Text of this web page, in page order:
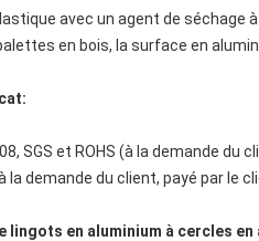
avec un agent de séchage
en bois, la surface en
SGS et ROHS (à la demande du
la demande du client, payé par le
lingots en aluminium à cercles en